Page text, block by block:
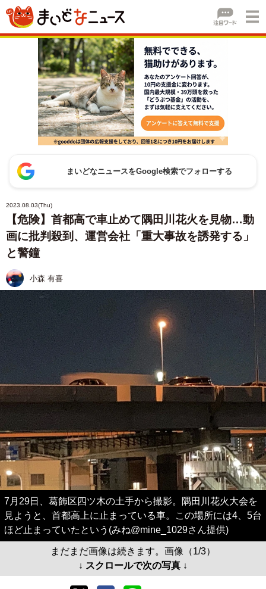
まいどなニュースをGoogle検索でフォローする
2023.08.03(Thu)
【危険】首都高で車止めて隅田川花火を見物…動
画に批判殺到、運営会社「重大事故を誘発する」
と警鐘
小森 有喜
7月29日、葛飾区四ツ木の土手から撮影。隅田川花火大会を
見ようと、首都高上に止まっている車。この場所には4、5台
ほど止まっていたという(みね@mine_1029さん提供)
まだまだ画像は続きます。画像（1/3）
↓ スクロールで次の写真 ↓